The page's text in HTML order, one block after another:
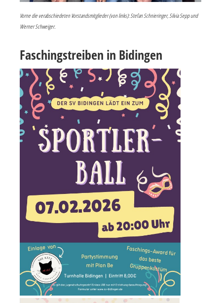
Vorne die verabschiedeten Vorstandsmitglieder (von links): Stefan Schnieringer, Silvia Sepp und
Werner Schweiger.
Faschingstreiben in Bidingen